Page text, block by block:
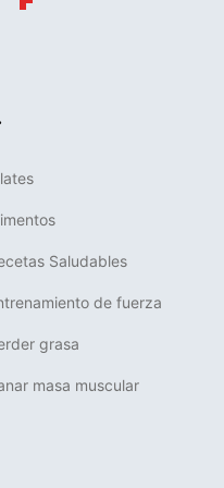
Saludables
de fuerza
grasa
masa muscular